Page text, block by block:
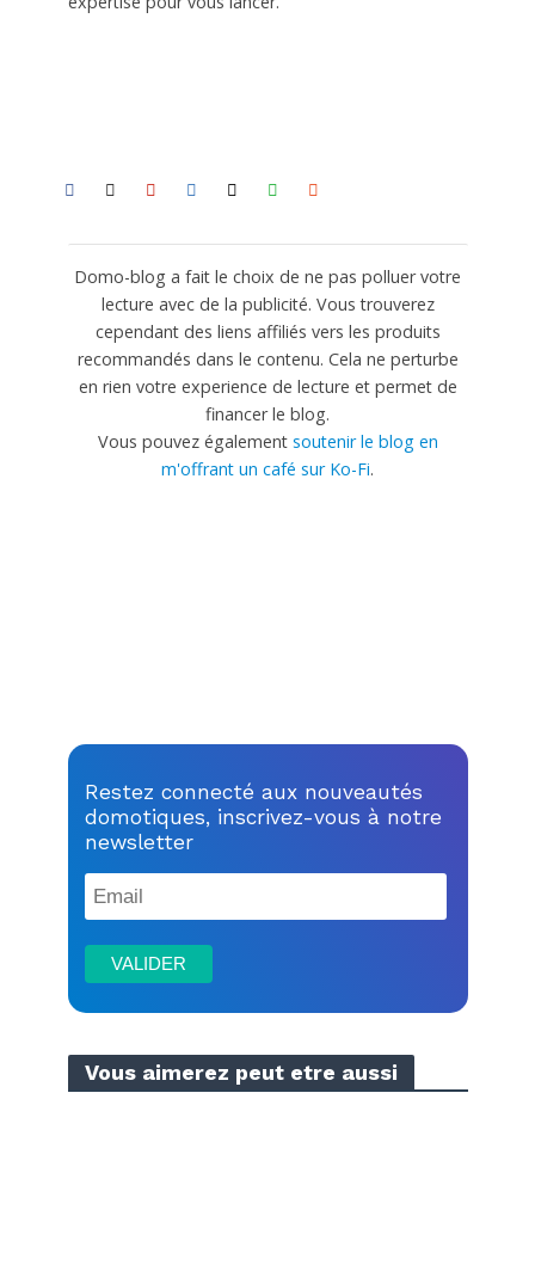
Domo-blog a fait le choix de ne pas polluer votre
lecture avec de la publicité. Vous trouverez
cependant des liens affiliés vers les produits
recommandés dans le contenu. Cela ne perturbe
en rien votre experience de lecture et permet de
financer le blog.
Vous pouvez également soutenir le blog en
m'offrant un café sur Ko-Fi.
Restez connecté aux nouveautés
domotiques, inscrivez-vous à notre
newsletter
Vous aimerez peut etre aussi